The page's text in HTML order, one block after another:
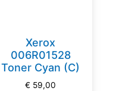
Xerox
006R01528
Toner Cyan (C)
€ 59,00